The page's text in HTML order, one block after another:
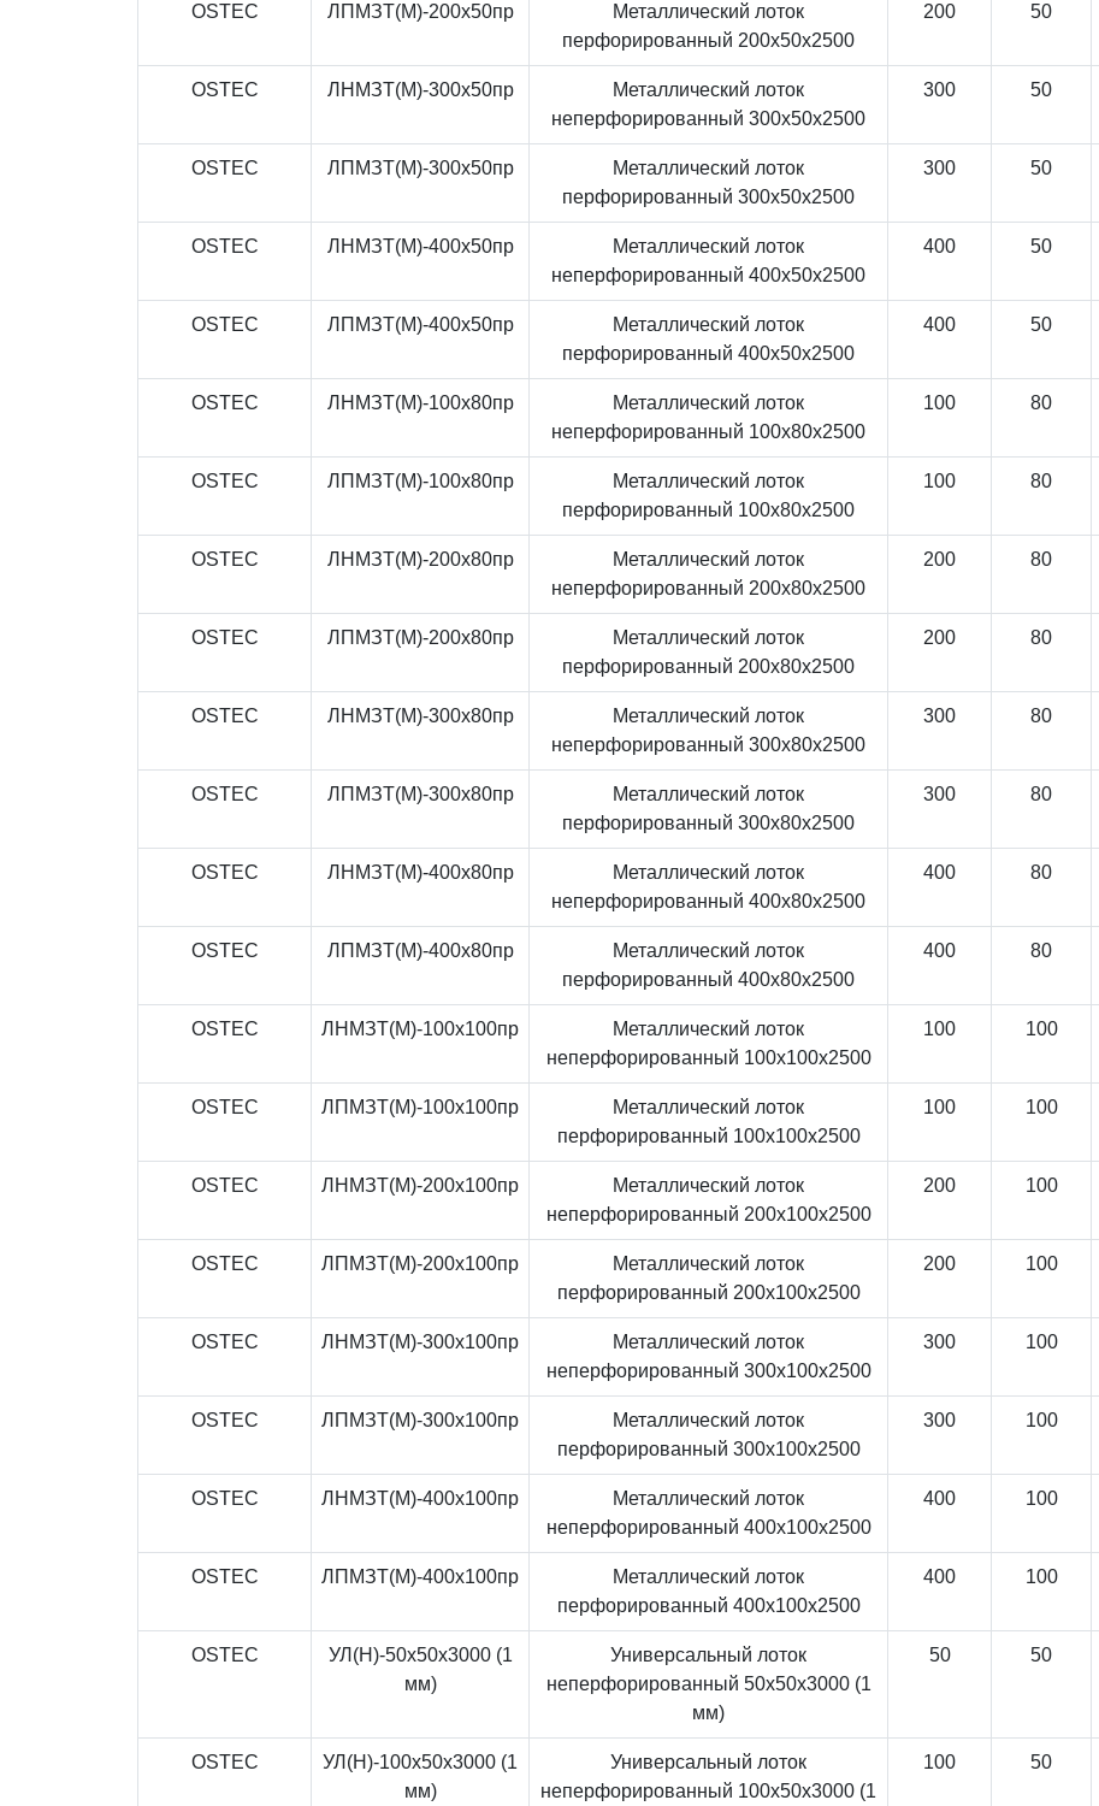
OSTEC ЛПМЗТ(М)-200x50пр
Металлический лоток
перфорированный 200x50x2500
200 50
OSTEC ЛНМЗТ(М)-300x50пр
Металлический лоток
неперфорированный 300x50x2500
300 50
OSTEC ЛПМЗТ(М)-300x50пр
Металлический лоток
перфорированный 300x50x2500
300 50
OSTEC ЛНМЗТ(М)-400x50пр
Металлический лоток
неперфорированный 400x50x2500
400 50
OSTEC ЛПМЗТ(М)-400x50пр
Металлический лоток
перфорированный 400x50x2500
400 50
OSTEC ЛНМЗТ(М)-100x80пр
Металлический лоток
неперфорированный 100x80x2500
100 80
OSTEC ЛПМЗТ(М)-100x80пр
Металлический лоток
перфорированный 100x80x2500
100 80
OSTEC ЛНМЗТ(М)-200x80пр
Металлический лоток
неперфорированный 200x80x2500
200 80
OSTEC ЛПМЗТ(М)-200x80пр
Металлический лоток
перфорированный 200x80x2500
200 80
OSTEC ЛНМЗТ(М)-300x80пр
Металлический лоток
неперфорированный 300x80x2500
300 80
OSTEC ЛПМЗТ(М)-300x80пр
Металлический лоток
перфорированный 300x80x2500
300 80
OSTEC ЛНМЗТ(М)-400x80пр
Металлический лоток
неперфорированный 400x80x2500
400 80
OSTEC ЛПМЗТ(М)-400x80пр
Металлический лоток
перфорированный 400x80x2500
400 80
OSTEC ЛНМЗТ(М)-100x100пр
Металлический лоток
неперфорированный 100x100x2500
100 100
OSTEC ЛПМЗТ(М)-100x100пр
Металлический лоток
перфорированный 100x100x2500
100 100
OSTEC ЛНМЗТ(М)-200x100пр
Металлический лоток
неперфорированный 200x100x2500
200 100
OSTEC ЛПМЗТ(М)-200x100пр
Металлический лоток
перфорированный 200x100x2500
200 100
OSTEC ЛНМЗТ(М)-300x100пр
Металлический лоток
неперфорированный 300x100x2500
300 100
OSTEC ЛПМЗТ(М)-300x100пр
Металлический лоток
перфорированный 300x100x2500
300 100
OSTEC ЛНМЗТ(М)-400x100пр
Металлический лоток
неперфорированный 400x100x2500
400 100
OSTEC ЛПМЗТ(М)-400x100пр
Металлический лоток
перфорированный 400x100x2500
400 100
OSTEC
УЛ(Н)-50x50x3000 (1
мм)
Универсальный лоток
неперфорированный 50x50x3000 (1
мм)
50 50
OSTEC
УЛ(Н)-100x50x3000 (1
мм)
Универсальный лоток
неперфорированный 100x50x3000 (1
100 50